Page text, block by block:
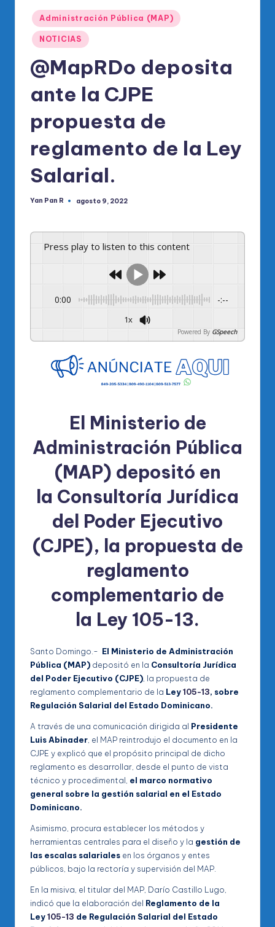
di
ci
al
el
P
Publicado
en
Administración Pública (MAP)
NOTICIAS
@MapRDo deposita
ante la CJPE
propuesta de
reglamento de la Ley
Salarial.
Publicado
Yan Pan R agosto 9, 2022
Press play to listen to this content
0:00 -:--
1x
Powered By GSpeech
El Ministerio de
Administración Pública
(MAP) depositó en
la Consultoría Jurídica
del Poder Ejecutivo
(CJPE), la propuesta de
reglamento
complementario de
la Ley 105-13.
Santo Domingo.- El Ministerio de Administración
Pública (MAP) depositó en la Consultoría Jurídica
del Poder Ejecutivo (CJPE), la propuesta de
reglamento complementario de la Ley105-13, sobre
Regulación Salarial del Estado Dominicano.
A través de una comunicación dirigida al Presidente
Luis Abinader, el MAP reintrodujo el documento en la
CJPE y explicó que el propósito principal de dicho
reglamento es desarrollar, desde el punto de vista
técnico y procedimental, el marco normativo
general sobre la gestión salarial en el Estado
Dominicano.
Asimismo, procura establecer los métodos y
herramientas centrales para el diseño y la gestión de
las escalas salariales en los órganos y entes
públicos, bajo la rectoría y supervisión del MAP.
En la misiva, el titular del MAP, Darío Castillo Lugo,
indicó que la elaboración del Reglamento de la
Ley105-13 de Regulación Salarial del Estado